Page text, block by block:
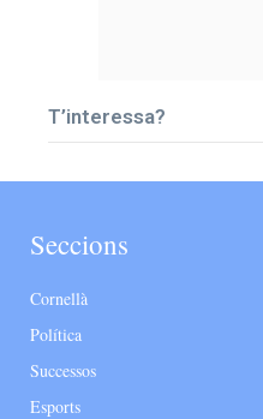
T’interessa?
Seccions
Cornellà
Política
Successos
Esports